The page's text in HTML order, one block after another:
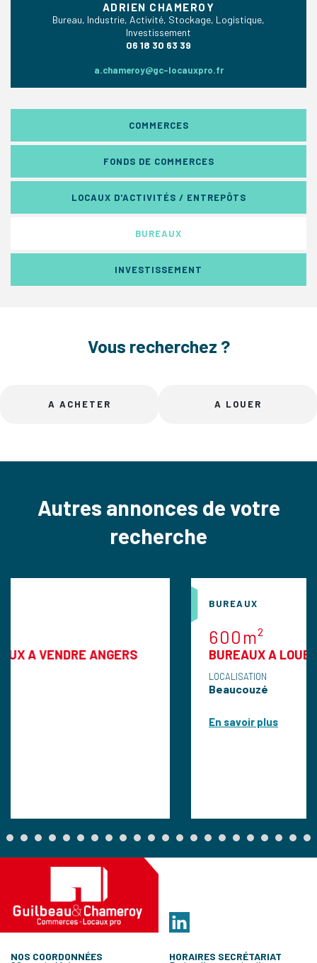
ADRIEN CHAMEROY
Bureau, Industrie, Activité, Stockage, Logistique,
Investissement
06 18 30 63 39
a.chameroy@gc-locauxpro.fr
COMMERCES
FONDS DE COMMERCES
LOCAUX D'ACTIVITÉS / ENTREPÔTS
BUREAUX
INVESTISSEMENT
Vous recherchez ?
A ACHETER A LOUER
Autres annonces de votre
recherche
ANGERS BUREAUX A LOUER ANGERS
En savoir plus
NOS COORDONNÉES HORAIRES SECRÉTARIAT